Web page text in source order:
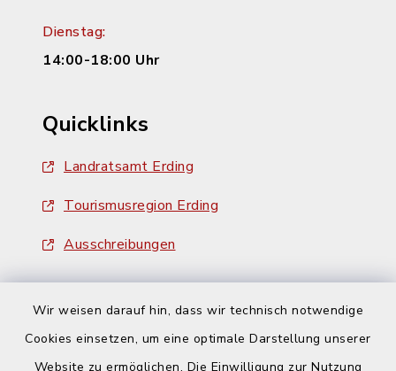
Wir weisen darauf hin, dass wir technisch notwendige
Cookies einsetzen, um eine optimale Darstellung unserer
Website zu ermöglichen. Die Einwilligung zur Nutzung
Dienstag:
14:00-18:00 Uhr
Quicklinks
Landratsamt Erding
Tourismusregion Erding
Ausschreibungen